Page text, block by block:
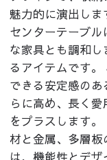
魅力的に演出し
センターテーブ
な家具とも調和
るアイテムです
できる安定感の
らに高め、長く
をプラスします
材と金属、多層
は、機能性とデ